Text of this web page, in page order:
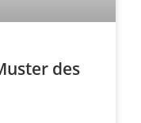
des